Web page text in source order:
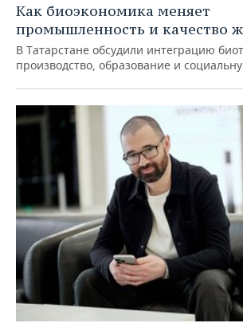
Как биоэкономика меняет
промышленность и качество
В Татарстане обсудили интеграцию
производство, образование и